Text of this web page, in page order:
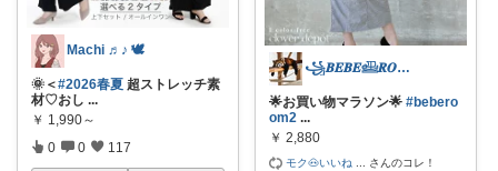
Machi ♬♪ 🕊
🌞＜#2026春夏 超ストレッチ素
材♡おし ...
￥ 1,990～
0 0 117
꧁𝑩𝑬𝑩𝑬𓊝𝑹𝑶𝑶𝑴꧂
🌟お買い物マラソン🌟 #bebero
om2 ...
￥ 2,880
モク🐽いいね さんのコレ！